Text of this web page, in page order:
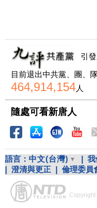
引
目前退出中共黨、團、
464,914,154人
隨處可看新唐人
語言： 中文(台灣) 我
澄清與更正 倫理委員